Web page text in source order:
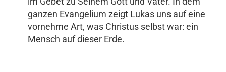
ganzen Evangelium zeigt Lukas uns auf eine
vornehme Art, was Christus selbst war: ein
Mensch auf dieser Erde.